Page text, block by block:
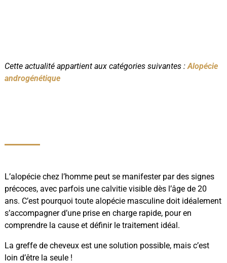
Cette actualité appartient aux catégories suivantes :Alopécie
androgénétique
L’alopécie chez l’homme peut se manifester par des signes
précoces, avec parfois une calvitie visible dès l’âge de 20
ans. C’est pourquoi toute alopécie masculine doit idéalement
s’accompagner d’une prise en charge rapide, pour en
comprendre la cause et définir le traitement idéal.
La greffe de cheveux est une solution possible, mais c’est
loin d’être la seule !